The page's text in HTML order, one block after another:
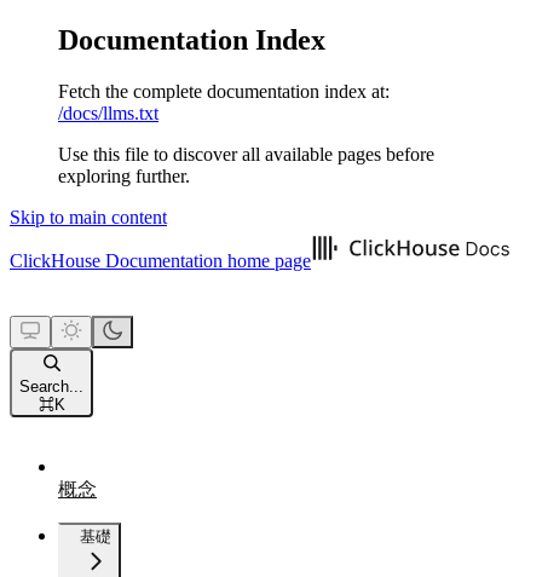
Documentation Index
Fetch the complete documentation index at:
/docs/llms.txt
Use this file to discover all available pages before
exploring further.
Skip to main content
ClickHouse Documentation home page
Search...
⌘K
概念
基礎